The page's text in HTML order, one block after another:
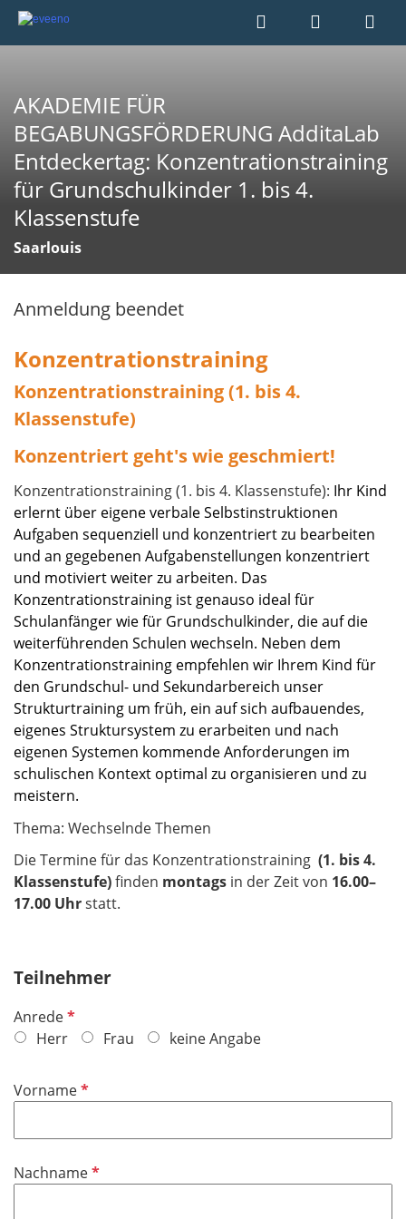
AKADEMIE FÜR
BEGABUNGSFÖRDERUNG AdditaLab
Entdeckertag: Konzentrationstraining
für Grundschulkinder 1. bis 4.
Klassenstufe
Saarlouis
Anmeldung beendet
Konzentrationstraining
Konzentrationstraining (1. bis 4.
Klassenstufe)
Konzentriert geht's wie geschmiert!
Konzentrationstraining (1. bis 4. Klassenstufe): Ihr Kind
erlernt über eigene verbale Selbstinstruktionen
Aufgaben sequenziell und konzentriert zu bearbeiten
und an gegebenen Aufgabenstellungen konzentriert
und motiviert weiter zu arbeiten. Das
Konzentrationstraining ist genauso ideal für
Schulanfänger wie für Grundschulkinder, die auf die
weiterführenden Schulen wechseln. Neben dem
Konzentrationstraining empfehlen wir Ihrem Kind für
den Grundschul- und Sekundarbereich unser
Strukturtraining um früh, ein auf sich aufbauendes,
eigenes Struktursystem zu erarbeiten und nach
eigenen Systemen kommende Anforderungen im
schulischen Kontext optimal zu organisieren und zu
meistern.
Thema: Wechselnde Themen
Die Termine für das Konzentrationstraining (1. bis 4.
Klassenstufe)finden montags in der Zeit von 16.00–
17.00 Uhrstatt.
Teilnehmer
AnredeP
f
c
f
e
Herr Frau keine Angabe
VornameP
c
NachnameP